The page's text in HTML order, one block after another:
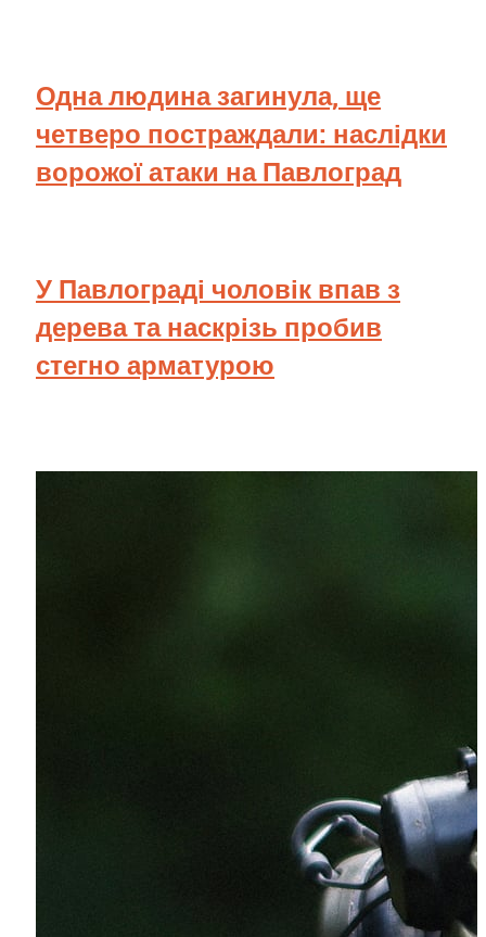
Одна людина загинула, ще
четверо постраждали: наслідки
ворожої атаки на Павлоград
У Павлограді чоловік впав з
дерева та наскрізь пробив
стегно арматурою